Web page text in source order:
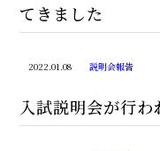
てきました
2022.01.08 説明会報告
入試説明会が行わ